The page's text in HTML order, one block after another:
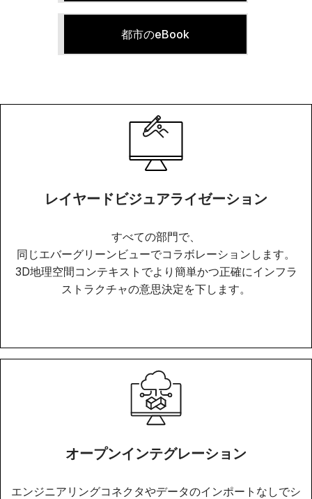
都市のeBook
レイヤードビジュアライゼーション
すべての部門で、
同じエバーグリーンビューでコラボレーションします。
3D地理空間コンテキストでより簡単かつ正確にインフラ
ストラクチャの意思決定を下します。
オープンインテグレーション
エンジニアリングコネクタやデータのインポートなしでシ